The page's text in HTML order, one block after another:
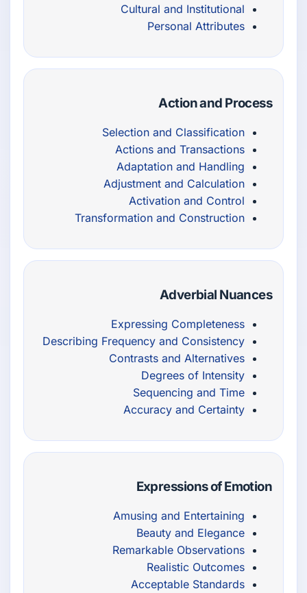
Cultural and Institutional
Personal Attributes
Action and Process
Selection and Classification
Actions and Transactions
Adaptation and Handling
Adjustment and Calculation
Activation and Control
Transformation and Construction
Adverbial Nuances
Expressing Completeness
Describing Frequency and Consistency
Contrasts and Alternatives
Degrees of Intensity
Sequencing and Time
Accuracy and Certainty
Expressions of Emotion
Amusing and Entertaining
Beauty and Elegance
Remarkable Observations
Realistic Outcomes
Acceptable Standards